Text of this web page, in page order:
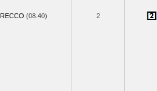
RECCO (08.40) 2